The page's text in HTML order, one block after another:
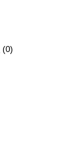
(0)